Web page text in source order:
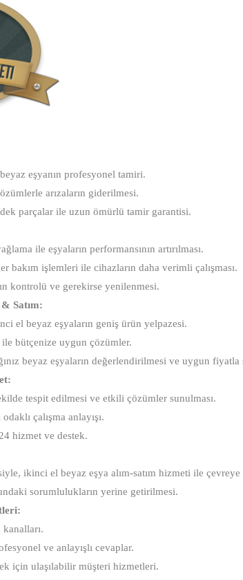
eşyanın profesyonel tamiri.
arızaların giderilmesi.
parçalar ile uzun ömürlü tamir garantisi.
ile eşyaların performansının artırılması.
bakım işlemleri ile cihazların daha verimli çalışması.
kontrolü ve gerekirse yenilenmesi.
Satım:
el beyaz eşyaların geniş ürün yelpazesi.
bütçenize uygun çözümler.
beyaz eşyaların değerlendirilmesi ve uygun fiyatla
tespit edilmesi ve etkili çözümler sunulması.
çalışma anlayışı.
hizmet ve destek.
ikinci el beyaz eşya alım-satım hizmeti ile çevreye
sorumlulukların yerine getirilmesi.
ve anlayışlı cevaplar.
için ulaşılabilir müşteri hizmetleri.